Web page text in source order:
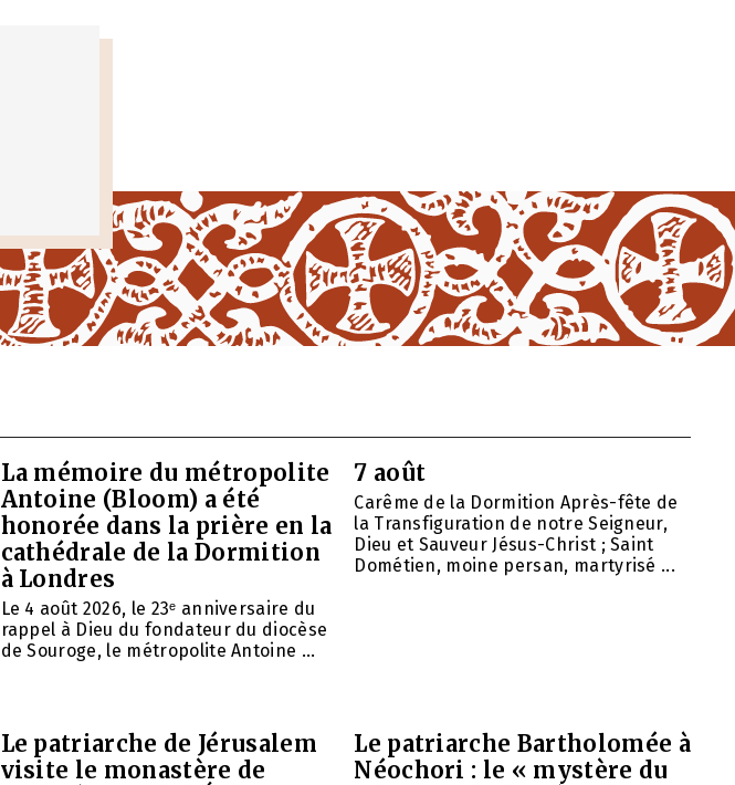
La mémoire du métropolite
Antoine (Bloom) a été
honorée dans la prière en la
cathédrale de la Dormition
à Londres
Le 4 août 2026, le 23ᵉ anniversaire du
rappel à Dieu du fondateur du diocèse
de Souroge, le métropolite Antoine ...
7 août
Carême de la Dormition Après-fête de
la Transfiguration de notre Seigneur,
Dieu et Sauveur Jésus-Christ ; Saint
Dométien, moine persan, martyrisé ...
Le patriarche de Jérusalem
visite le monastère de
Le patriarche Bartholomée à
Néochori : le « mystère du